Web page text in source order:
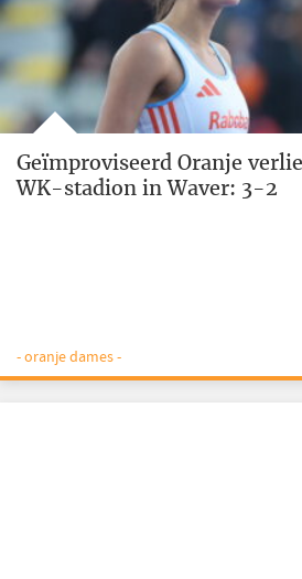
Geïmproviseerd Oranje
WK-stadion in Waver: 3-2
- oranje dames -